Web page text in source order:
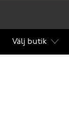
Välj butik